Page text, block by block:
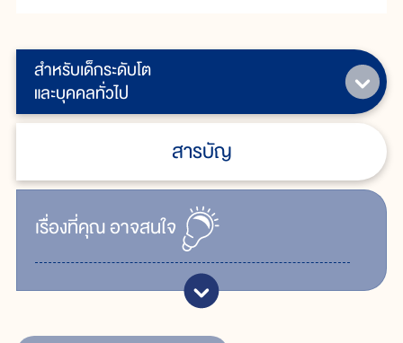
สำหรับเด็กระดับโต
และบุคคลทั่วไป
สารบัญ
เรื่ิองที่คุณอาจสนใจ